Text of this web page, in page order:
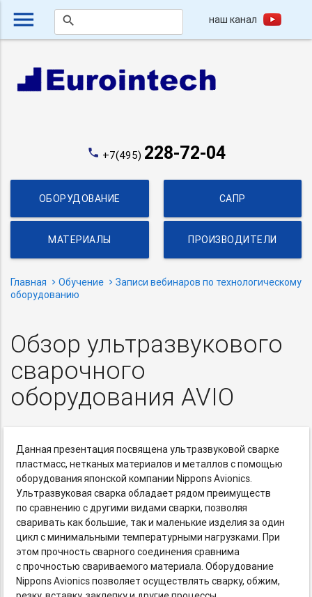
menu search наш канал
phone +7(495) 228-72-04
ОБОРУДОВАНИЕ САПР
МАТЕРИАЛЫ ПРОИЗВОДИТЕЛИ
Главная Обучение
Записи вебинаров по технологическому
оборудованию
Обзор ультразвукового
сварочного
оборудования AVIO
Данная презентация посвящена ультразвуковой сварке
пластмасс, нетканых материалов и металлов с помощью
оборудования японской компании Nippons Avionics.
Ультразвуковая сварка обладает рядом преимуществ
по сравнению с другими видами сварки, позволяя
сваривать как большие, так и маленькие изделия за один
цикл с минимальными температурными нагрузками. При
этом прочность сварного соединения сравнима
с прочностью свариваемого материала. Оборудование
Nippons Avionics позволяет осуществлять сварку, обжим,